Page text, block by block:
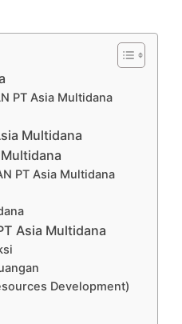
PT Asia Multidana
Multidana
PT Asia Multidana
Asia Multidana
Development)